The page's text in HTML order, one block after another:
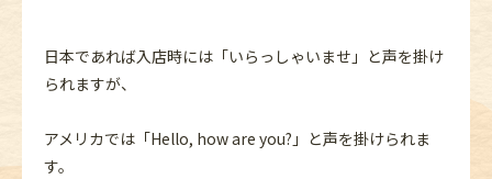
日本であれば入店時には「いらっしゃいませ」と声を掛け
られますが、
アメリカでは「Hello, how are you?」と声を掛けられま
す。